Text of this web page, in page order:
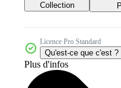
Collection
Licence Pro Standard
Qu'est-ce que c'est ?
Plus d'infos